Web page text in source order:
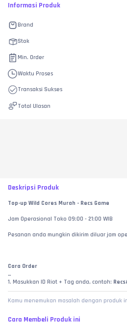
Informasi Produk
Brand
Stok
Min. Order
Waktu Proses
Transaksi Sukses
Total Ulasan
Deskripsi Produk
Top-up Wild Cores Murah - Recs Game
Jam Operasional Toko 09:00 - 21:00 WIB
Pesanan anda mungkin dikirim diluar jam
Cara Order
1. Masukkan ID Riot + Tag anda, contoh:
2. Pilih nominal Wild Cores
Kamu menemukan masalah dengan produk
Cara Membeli Produk ini